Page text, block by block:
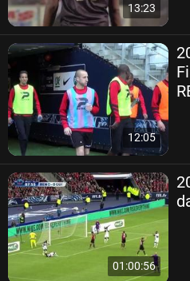
13:23
12:05
01:00:56